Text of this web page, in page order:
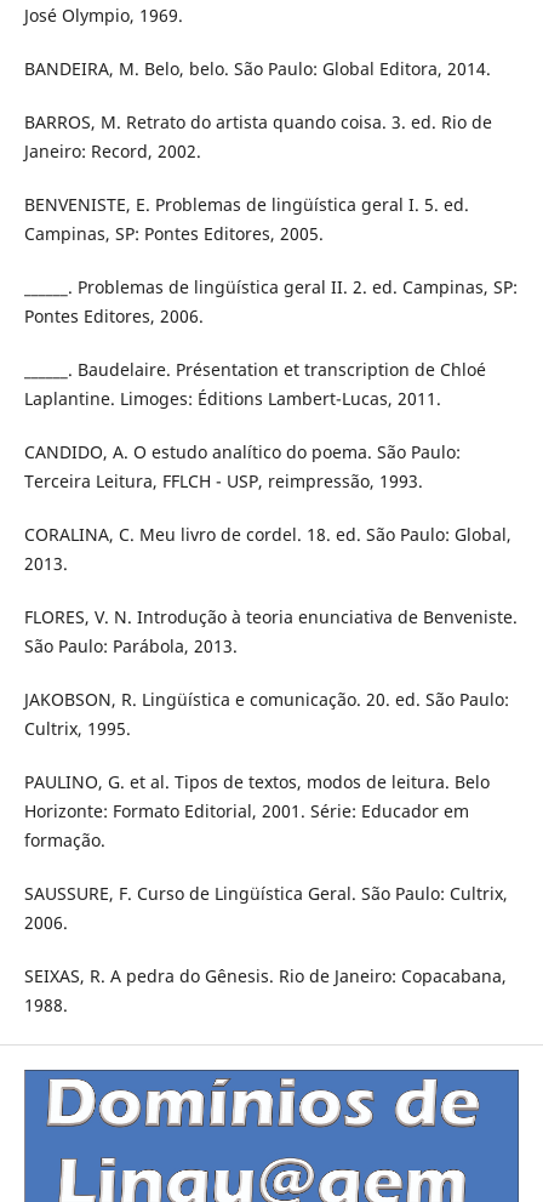
José Olympio, 1969.
BANDEIRA, M. Belo, belo. São Paulo: Global Editora, 2014.
BARROS, M. Retrato do artista quando coisa. 3. ed. Rio de
Janeiro: Record, 2002.
BENVENISTE, E. Problemas de lingüística geral I. 5. ed.
Campinas, SP: Pontes Editores, 2005.
______. Problemas de lingüística geral II. 2. ed. Campinas, SP:
Pontes Editores, 2006.
______. Baudelaire. Présentation et transcription de Chloé
Laplantine. Limoges: Éditions Lambert-Lucas, 2011.
CANDIDO, A. O estudo analítico do poema. São Paulo:
Terceira Leitura, FFLCH - USP, reimpressão, 1993.
CORALINA, C. Meu livro de cordel. 18. ed. São Paulo: Global,
2013.
FLORES, V. N. Introdução à teoria enunciativa de Benveniste.
São Paulo: Parábola, 2013.
JAKOBSON, R. Lingüística e comunicação. 20. ed. São Paulo:
Cultrix, 1995.
PAULINO, G. et al. Tipos de textos, modos de leitura. Belo
Horizonte: Formato Editorial, 2001. Série: Educador em
formação.
SAUSSURE, F. Curso de Lingüística Geral. São Paulo: Cultrix,
2006.
SEIXAS, R. A pedra do Gênesis. Rio de Janeiro: Copacabana,
1988.